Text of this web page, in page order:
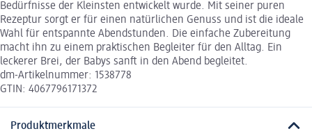
Bedürfnisse der Kleinsten entwickelt wurde. Mit seiner puren
Rezeptur sorgt er für einen natürlichen Genuss und ist die ideale
Wahl für entspannte Abendstunden. Die einfache Zubereitung
macht ihn zu einem praktischen Begleiter für den Alltag. Ein
leckerer Brei, der Babys sanft in den Abend begleitet.
dm-Artikelnummer: 1538778
GTIN: 4067796171372
Produktmerkmale